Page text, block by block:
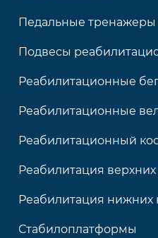
Педальные тренажеры
Подвесы
Реабилитационные
Реабилитационные
Реабилитационный
Реабилитация
Реабилитация нижних
Стабилоплатформы